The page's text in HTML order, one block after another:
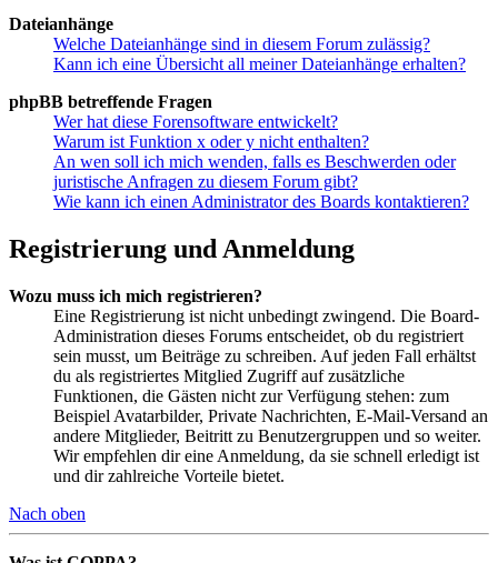
Dateianhänge
Welche Dateianhänge sind in diesem Forum zulässig?
Kann ich eine Übersicht all meiner Dateianhänge erhalten?
phpBB betreffende Fragen
Wer hat diese Forensoftware entwickelt?
Warum ist Funktion x oder y nicht enthalten?
An wen soll ich mich wenden, falls es Beschwerden oder
juristische Anfragen zu diesem Forum gibt?
Wie kann ich einen Administrator des Boards kontaktieren?
Registrierung und Anmeldung
Wozu muss ich mich registrieren?
Eine Registrierung ist nicht unbedingt zwingend. Die Board-
Administration dieses Forums entscheidet, ob du registriert
sein musst, um Beiträge zu schreiben. Auf jeden Fall erhältst
du als registriertes Mitglied Zugriff auf zusätzliche
Funktionen, die Gästen nicht zur Verfügung stehen: zum
Beispiel Avatarbilder, Private Nachrichten, E-Mail-Versand an
andere Mitglieder, Beitritt zu Benutzergruppen und so weiter.
Wir empfehlen dir eine Anmeldung, da sie schnell erledigt ist
und dir zahlreiche Vorteile bietet.
Nach oben